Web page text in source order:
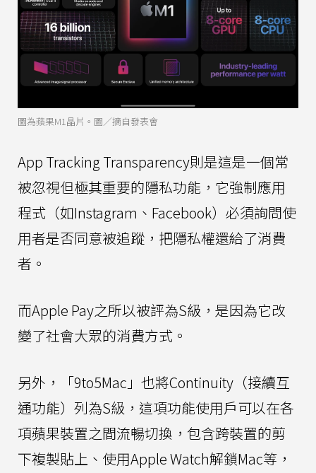
圖為蘋果M1晶片。圖／摘自發表會
App Tracking Transparency則是這是一個常
被忽視但極其重要的隱私功能，它強制應用
程式（如Instagram、Facebook）必須詢問使
用者是否同意被追蹤，把隱私權還給了消費
者。
而Apple Pay之所以被評為S級，是因為它改
變了社會大眾的消費方式。
另外，「9to5Mac」也將Continuity（接續互
通功能）列為S級，這項功能使用戶可以在各
項蘋果裝置之間流暢切換，包含跨裝置的剪
下複製貼上、使用Apple Watch解鎖Mac等，